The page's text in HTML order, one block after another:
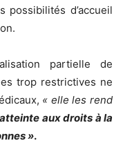
d’accueil
partielle de
trop restrictives ne
« elle les rend
aux droits à la
».